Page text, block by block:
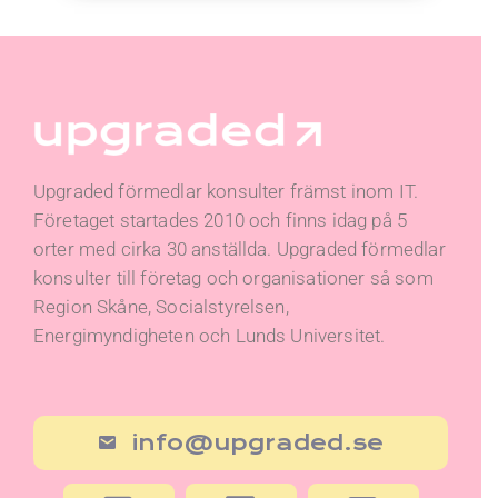
Upgraded förmedlar konsulter främst inom IT.
Företaget startades 2010 och finns idag på 5
orter med cirka 30 anställda. Upgraded förmedlar
konsulter till företag och organisationer så som
Region Skåne, Socialstyrelsen,
Energimyndigheten och Lunds Universitet.
info@upgraded.se